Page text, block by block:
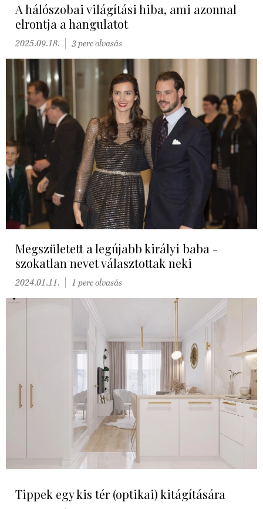
A hálószobai világítási hiba, ami azonnal
elrontja a hangulatot
2025.09.18. 3 perc olvasás
Megszületett a legújabb királyi baba -
szokatlan nevet választottak neki
2024.01.11. 1 perc olvasás
Tippek egy kis tér (optikai) kitágítására